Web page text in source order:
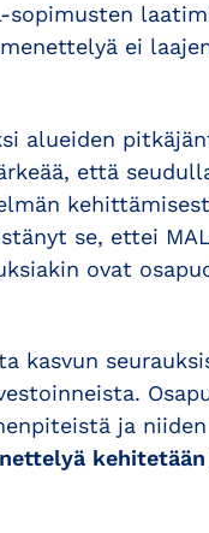
ei
alueiden
että
se, ettei
ovat
kasvun
ja